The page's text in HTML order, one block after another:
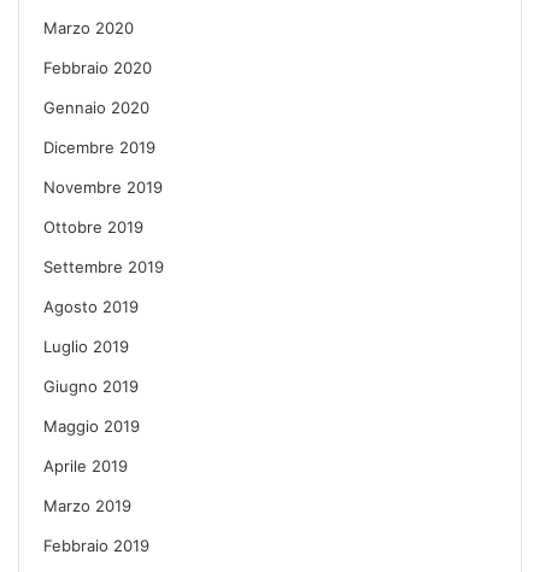
Marzo 2020
Febbraio 2020
Gennaio 2020
Dicembre 2019
Novembre 2019
Ottobre 2019
Settembre 2019
Agosto 2019
Luglio 2019
Giugno 2019
Maggio 2019
Aprile 2019
Marzo 2019
Febbraio 2019